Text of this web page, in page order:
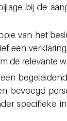
bij de
van het
een
de relevante
bevoegd
specifieke